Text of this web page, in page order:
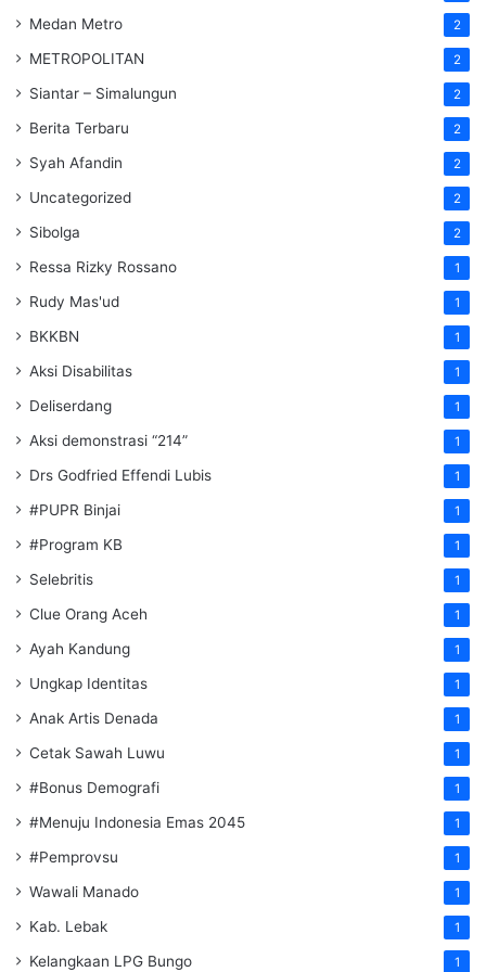
Medan Metro 2
METROPOLITAN 2
Siantar – Simalungun 2
Berita Terbaru 2
Syah Afandin 2
Uncategorized 2
Sibolga 2
Ressa Rizky Rossano 1
Rudy Mas'ud 1
BKKBN 1
Aksi Disabilitas 1
Deliserdang 1
Aksi demonstrasi “214” 1
Drs Godfried Effendi Lubis 1
#PUPR Binjai 1
#Program KB 1
Selebritis 1
Clue Orang Aceh 1
Ayah Kandung 1
Ungkap Identitas 1
Anak Artis Denada 1
Cetak Sawah Luwu 1
#Bonus Demografi 1
#Menuju Indonesia Emas 2045 1
#Pemprovsu 1
Wawali Manado 1
Kab. Lebak 1
Kelangkaan LPG Bungo 1